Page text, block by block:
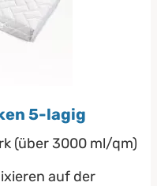
5-lagig
(über 3000 ml/qm)
auf der